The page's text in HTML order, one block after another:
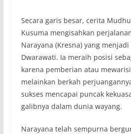
Secara garis besar, cerita
Kusuma mengisahkan
Narayana (Kresna) yang
Dwarawati. Ia meraih posisi
karena pemberian atau
melainkan berkah
sukses mencapai puncak
galibnya dalam dunia wayang.
Narayana telah sempurna